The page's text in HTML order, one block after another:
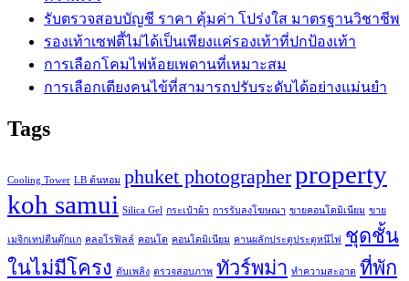
รับตรวจสอบบัญชี ราคา คุ้มค่า โปร่งใส มาตรฐานวิชาชีพ
รองเท้าเซฟตี้ไม่ได้เป็นเพียงแค่รองเท้าที่ปกป้องเท้า
การเลือกโคมไฟห้อยเพดานที่เหมาะสม
การเลือกเตียงคนไข้ที่สามารถปรับระดับได้อย่างแม่นยำ
Tags
Cooling Tower LB ต้นหอม phuket photographerproperty
koh samui Silica Gel กระเป๋าผ้า การรับลงโฆษณา ขายคอนโดมิเนียม ขาย
เมจิกเทปตีนตุ๊กแก คลอโรฟิลล์ คอนโด คอนโดมิเนียม คานผลักประตูประตูหนีไฟ
ชุดชั้น
ในไม่มีโครง ดับเพลิง ตรวจสอบภาพ ทัวร์พม่า ทำความสะอาด ที่พัก